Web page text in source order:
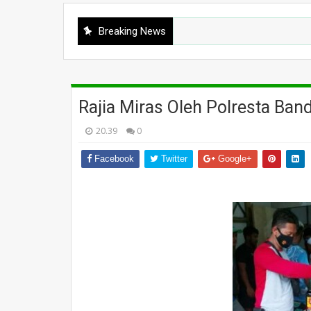
Breaking News
Rajia Miras Oleh Polresta
20.39 0
Facebook Twitter Google+